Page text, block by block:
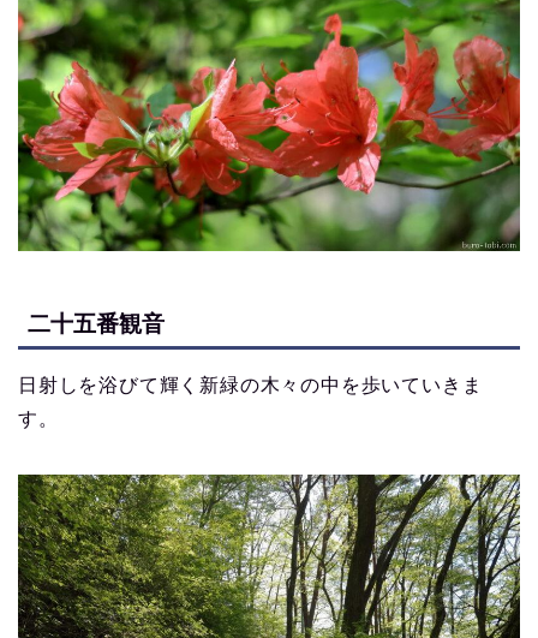
二十五番観音
日射しを浴びて輝く新緑の木々の中を歩いていきま
す。